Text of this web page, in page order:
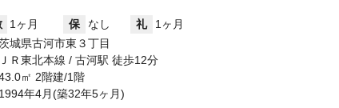
1ヶ月 保 なし 礼
1ヶ月
城県古河市東３丁目
ＪＲ東北本線 / 古河駅 徒歩12分
㎡ 2階建/1階
1994年4月(築32年5ヶ月)